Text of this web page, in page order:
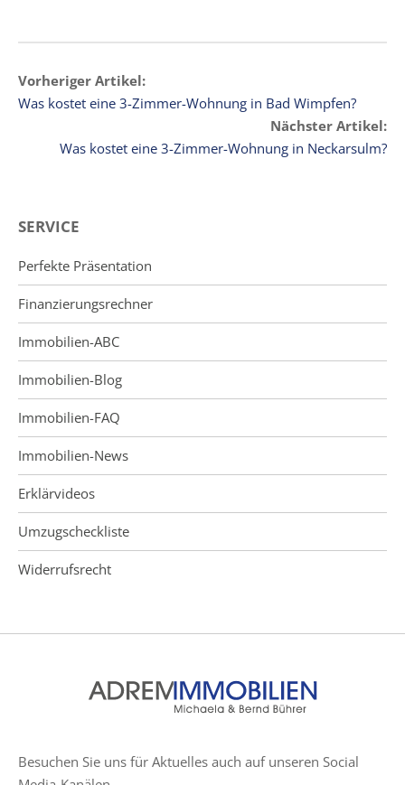
Vorheriger Artikel:
Was kostet eine 3-Zimmer-Wohnung in Bad Wimpfen?
Nächster Artikel:
Was kostet eine 3-Zimmer-Wohnung in Neckarsulm?
SERVICE
Perfekte Präsentation
Finanzierungsrechner
Immobilien-ABC
Immobilien-Blog
Immobilien-FAQ
Immobilien-News
Erklärvideos
Umzugscheckliste
Widerrufsrecht
Besuchen Sie uns für Aktuelles auch auf unseren Social